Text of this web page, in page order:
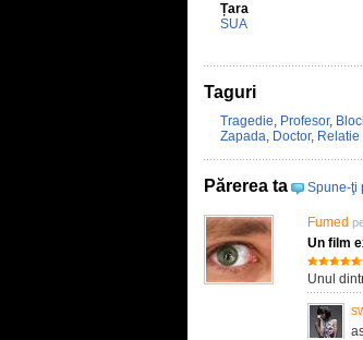
Țara
SUA
Taguri
Tragedie, Profesor,
Zapada, Doctor, Relatie
Părerea ta Spune-ţi
Fumed
Un film
Unul